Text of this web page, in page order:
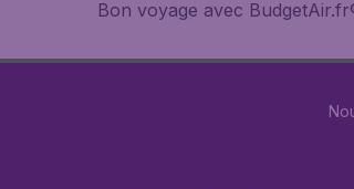
Bon voyage avec